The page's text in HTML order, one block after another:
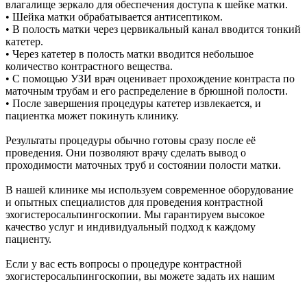
влагалище зеркало для обеспечения доступа к шейке матки.
• Шейка матки обрабатывается антисептиком.
• В полость матки через цервикальный канал вводится тонкий
катетер.
• Через катетер в полость матки вводится небольшое
количество контрастного вещества.
• С помощью УЗИ врач оценивает прохождение контраста по
маточным трубам и его распределение в брюшной полости.
• После завершения процедуры катетер извлекается, и
пациентка может покинуть клинику.
Результаты процедуры обычно готовы сразу после её
проведения. Они позволяют врачу сделать вывод о
проходимости маточных труб и состоянии полости матки.
В нашей клинике мы используем современное оборудование
и опытных специалистов для проведения контрастной
эхогистеросальпингоскопии. Мы гарантируем высокое
качество услуг и индивидуальный подход к каждому
пациенту.
Если у вас есть вопросы о процедуре контрастной
эхогистеросальпингоскопии, вы можете задать их нашим